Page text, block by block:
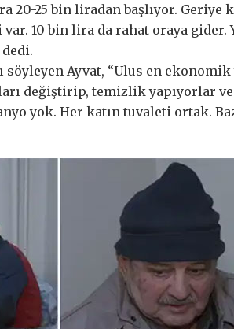
20-25 bin liradan başlıyor. Geriye
10 bin lira da rahat oraya gider.
söyleyen Ayvat, “Ulus en
değiştirip, temizlik yapıyorlar
yok. Her katın tuvaleti ortak.